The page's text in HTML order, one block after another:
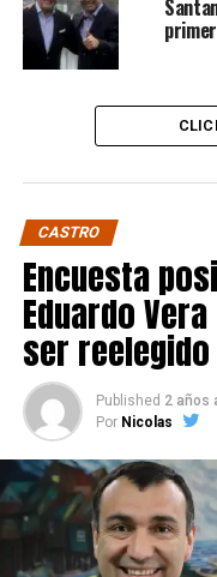
CASTRO
Encuesta
Eduardo
ser
Published 2 años
Por Nicolas